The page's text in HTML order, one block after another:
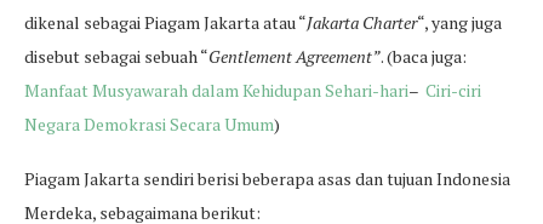
dikenal sebagai Piagam Jakarta atau “Jakarta Charter“, yang juga
disebut sebagai sebuah “Gentlement Agreement”. (baca juga:
Manfaat Musyawarah dalam Kehidupan Sehari-hari– Ciri-ciri
Negara Demokrasi Secara Umum)
Piagam Jakarta sendiri berisi beberapa asas dan tujuan Indonesia
Merdeka, sebagaimana berikut: